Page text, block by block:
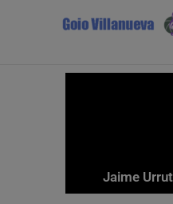
Jaime